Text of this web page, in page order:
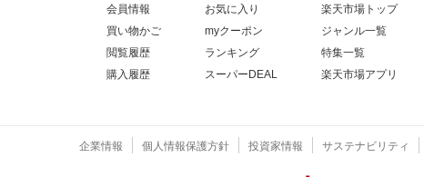
会員情報
買い物かご
閲覧履歴
購入履歴
お気に入り
myクーポン
ランキング
スーパーDEAL
楽天市場トップ
ジャンル一覧
特集一覧
楽天市場アプリ
企業情報 個人情報保護方針 投資家情報 サステナビリティ